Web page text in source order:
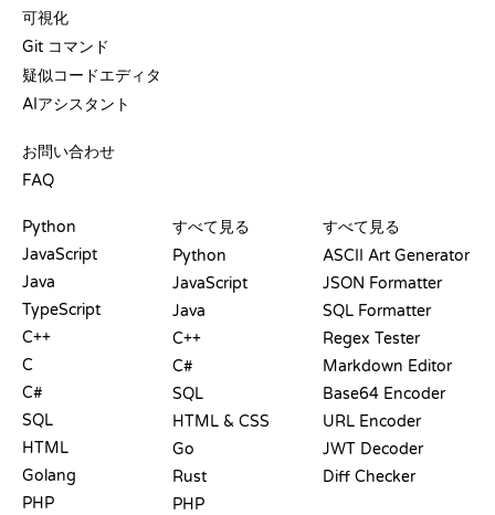
可視化
Git コマンド
疑似コードエディタ
AIアシスタント
お問い合わせ
FAQ
Python
JavaScript
Java
TypeScript
C++
C
C#
SQL
HTML
Golang
PHP
すべて見る
Python
JavaScript
Java
C++
C#
SQL
HTML & CSS
Go
Rust
PHP
すべて見る
ASCII Art Generator
JSON Formatter
SQL Formatter
Regex Tester
Markdown Editor
Base64 Encoder
URL Encoder
JWT Decoder
Diff Checker